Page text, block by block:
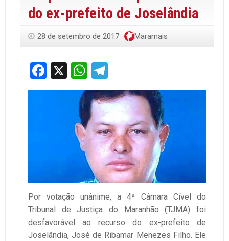
do ex-prefeito de Joselândia
28 de setembro de 2017 Maramais
Facebook
X WhatsApp
Por votação unânime, a 4ª Câmara Cível do
Tribunal de Justiça do Maranhão (TJMA) foi
desfavorável ao recurso do ex-prefeito de
Joselândia, José de Ribamar Menezes Filho. Ele